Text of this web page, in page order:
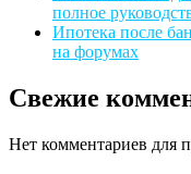
полное
Ипотека после
на форумах
Свежие
Нет комментариев для